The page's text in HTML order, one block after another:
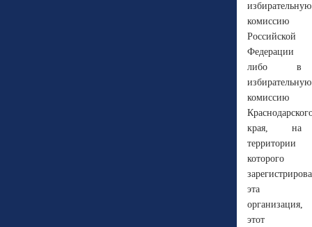
избирательную
комиссию
Российской
Федерации
либо в
избирательную
комиссию
края, на
территории
которого
эта
организация,
этот